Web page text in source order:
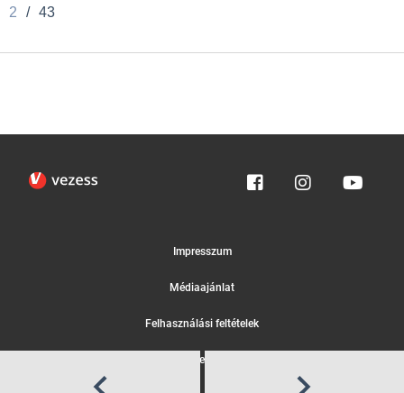
2 / 43
Impresszum
Médiaajánlat
Felhasználási feltételek
Egyedi adatkezelési tájékoztató